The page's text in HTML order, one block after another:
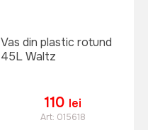
Vas din plastic rotund
45L Waltz
110 lei
Art: 015618